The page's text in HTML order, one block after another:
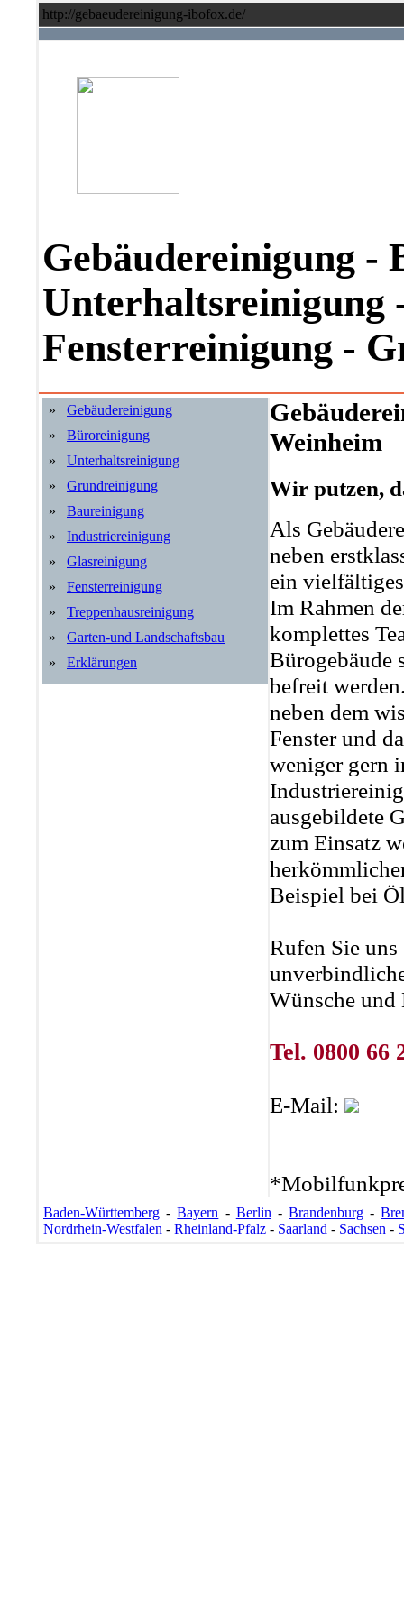
http://gebaeudereinigung-ibofox.de/
Gebäudereinigung -
Unterhaltsreinigung
Fensterreinigung -
»
Gebäudereinigung
»
Büroreinigung
»
Unterhaltsreinigung
»
Grundreinigung
»
Baureinigung
»
Industriereinigung
»
Glasreinigung
»
Fensterreinigung
»
Treppenhausreinigung
»
Garten-und Landschaftsbau
»
Erklärungen
Weinheim
Wir putzen,
Als
neben
ein
Im Rahmen
komplettes
Bürogebäude
befreit
neben dem
Fenster und
weniger gern
ausgebildete
zum Einsatz
Beispiel bei
Rufen Sie
Wünsche und
Tel. 0800 66
E-Mail:
Baden-Württemberg -Bayern - Berlin -Brandenburg -
Nordrhein-Westfalen - Rheinland-Pfalz - Saarland - Sachsen -